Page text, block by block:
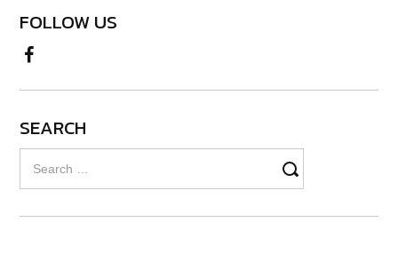
FOLLOW US
SEARCH
for: